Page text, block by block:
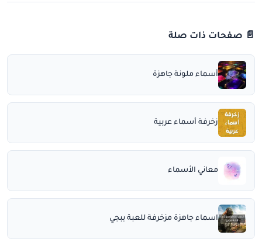
📄 صفحات ذات صلة
أسماء ملونة جاهزة
زخرفة أسماء عربية
معاني الأسماء
اسماء جاهزة مزخرفة للعبة ببجي